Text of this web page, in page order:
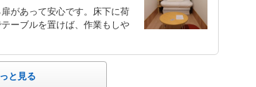
があって安心です。床下に荷
ーブルを置けば、作業もしや
と見る